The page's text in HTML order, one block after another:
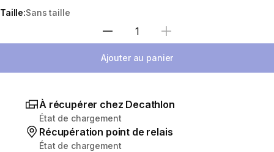
Taille:Sans taille
Sélectionnez la quantité
Ajouter au panier
À récupérer chez Decathlon
État de chargement
Récupération point de relais
État de chargement